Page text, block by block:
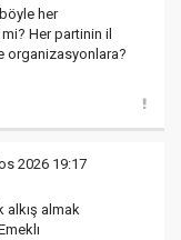
her
Her partinin il
organizasyonlara?
2026 19:17
alkış almak